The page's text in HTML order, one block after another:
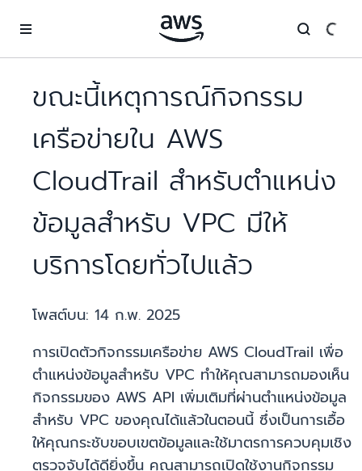
ขณะนี้เหตุการณ์กิจกรรม
เครือข่ายใน AWS
CloudTrail สำหรับตำแหน่ง
ข้อมูลสำหรับ VPC มีให้
บริการโดยทั่วไปแล้ว
โพสต์บน: 14 ก.พ. 2025
การเปิดตัวกิจกรรมเครือข่าย AWS CloudTrail เพื่อ
ตำแหน่งข้อมูลสำหรับ VPC ทำให้คุณสามารถมองเห็น
กิจกรรมของ AWS API เพิ่มเติมที่ผ่านตำแหน่งข้อมูล
สำหรับ VPC ของคุณได้แล้วในตอนนี้ ซึ่งเป็นการเอื้อ
ให้คุณกระชับขอบเขตข้อมูลและใช้มาตรการควบคุมเชิง
ตรวจจับได้ดียิ่งขึ้น คุณสามารถเปิดใช้งานกิจกรรม